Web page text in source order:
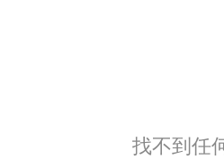
找不到任